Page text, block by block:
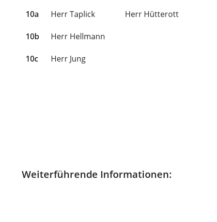
10a Herr Taplick Herr Hütterott
10b Herr Hellmann
10c Herr Jung
Weiterführende Informationen: